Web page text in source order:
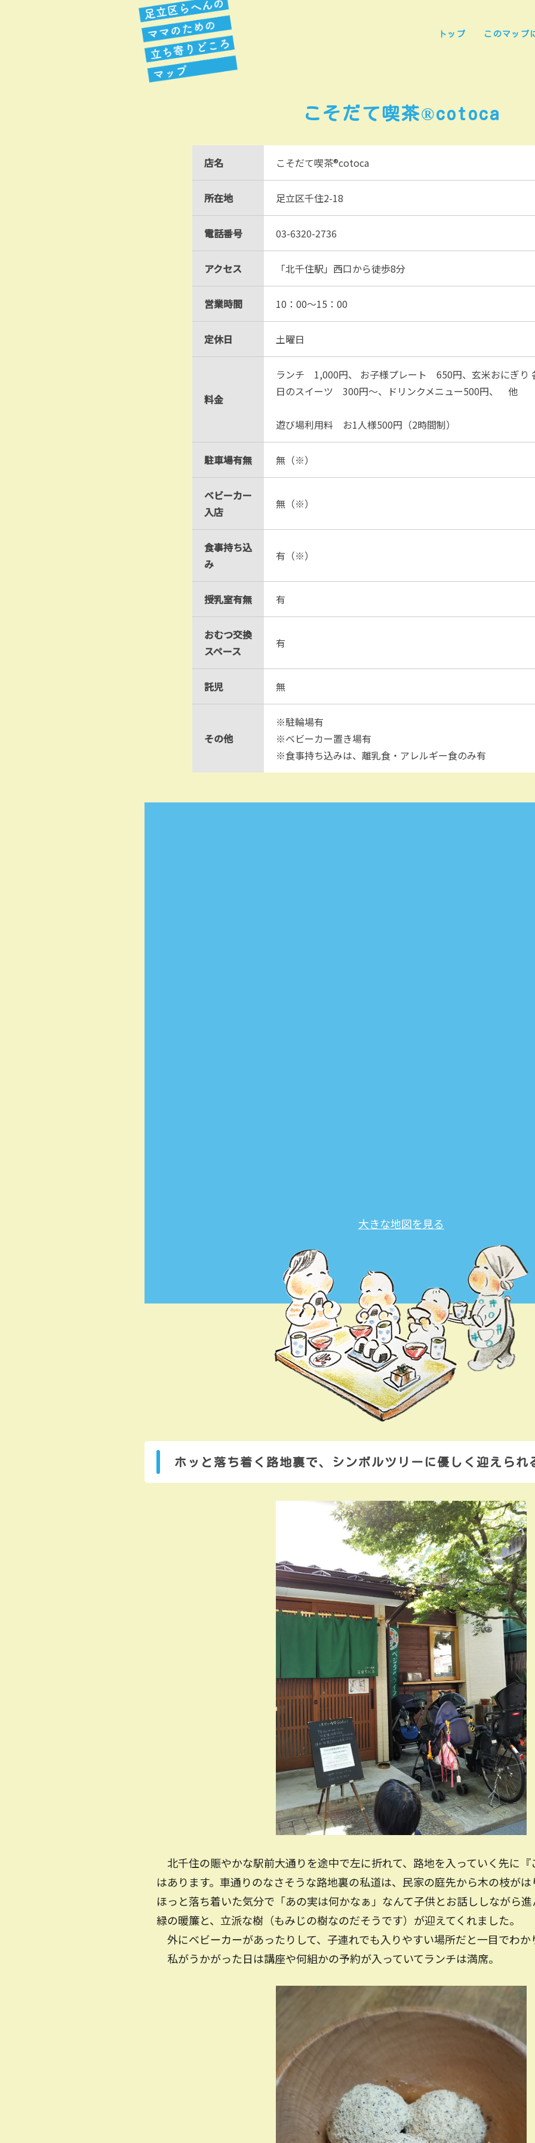
トップ このマップ
こそだて喫茶®cotoca
店名 こそだて喫茶®cotoca
所在地 足立区千住2-18
電話番号 03-6320-2736
アクセス 「北千住駅」西口から徒歩8分
営業時間 10：00〜15：00
定休日 土曜日
料金
ランチ 1,000円、 お子様プレート 650円、玄米おにぎり
日のスイーツ 300円〜、ドリンクメニュー500円、 他
遊び場利用料 お1人様500円（2時間制）
駐車場有無 無（※）
ベビーカー
入店
無（※）
食事持ち込
み
有（※）
授乳室有無 有
おむつ交換
スペース
有
託児 無
その他
※駐輪場有
※ベビーカー置き場有
※食事持ち込みは、離乳食・アレルギー食のみ有
大きな地図を見る
ホッと落ち着く路地裏で、シンボルツリーに優しく迎えられ
北千住の賑やかな駅前大通りを途中で左に折れて、路地を入っていく先に
はあります。車通りのなさそうな路地裏の私道は、民家の庭先から木の枝が
ほっと落ち着いた気分で「あの実は何かなぁ」なんて子供とお話ししながら
緑の暖簾と、立派な樹（もみじの樹なのだそうです）が迎えてくれました。
外にベビーカーがあったりして、子連れでも入りやすい場所だと一目でわか
私がうかがった日は講座や何組かの予約が入っていてランチは満席。